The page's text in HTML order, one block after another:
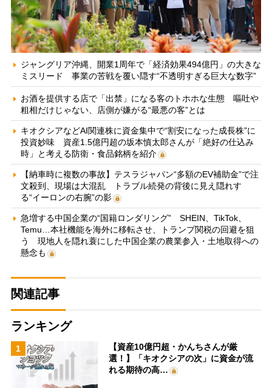
ジャングリア沖縄、開業1周年で「経済効果494億円」の大きな
ミスリード 事業の苦戦を覆い隠す“不透明すぎる巨大な数字”
お酒を提供する店で「出禁」になる客のトホホな生態 嘔吐や
粗相だけじゃない、店側が嫌がる“最悪の客”とは
キオクシアなどAI関連株に資金集中で“割安になった成長株”に
投資妙味 資産1.5億円超の坂本慎太郎さんが「絶好の仕込み
時」と考える防衛・食品銘柄を紹介
【納車時に複数の事故】テスラジャパン“多額のEV補助金”で注
文殺到、現場は大混乱 トラブル続発の背後に見え隠れす
る“イーロンの右腕”の影
急増する中国企業の“国籍ロンダリング” SHEIN、TikTok、
Temu…本社機能を海外に移転させ、トランプ関税の回避を狙
う 現地人を隠れ蓑にした中国企業の農業参入・土地取得への
懸念も
関連記事
ランキング
1
【資産10億円超・かんちさんが厳
選！】「キオクシアの次」に資金が流
れる期待の高…